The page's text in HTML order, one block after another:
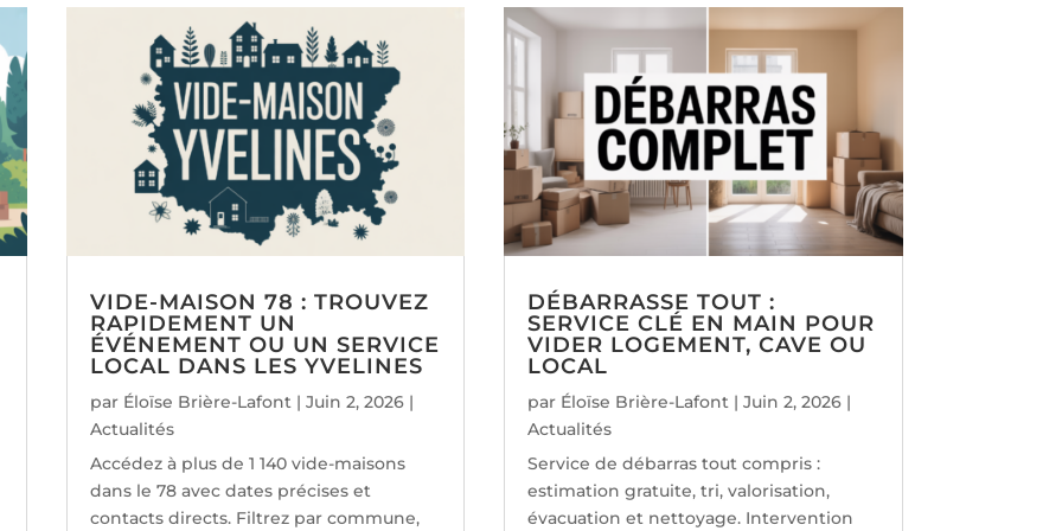
VIDE-MAISON 78 : TROUVEZ
RAPIDEMENT UN
ÉVÉNEMENT OU UN SERVICE
LOCAL DANS LES YVELINES
par Éloïse Brière-Lafont| Juin 2, 2026|
Actualités
Accédez à plus de 1 140 vide-maisons
dans le 78 avec dates précises et
contacts directs. Filtrez par commune,
DÉBARRASSE TOUT :
SERVICE CLÉ EN MAIN POUR
VIDER LOGEMENT, CAVE OU
LOCAL
par Éloïse Brière-Lafont| Juin 2, 2026|
Actualités
Service de débarras tout compris :
estimation gratuite, tri, valorisation,
évacuation et nettoyage. Intervention